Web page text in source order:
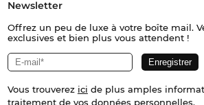
Newsletter
Offrez un peu de luxe à votre boîte mail.
exclusives et bien plus vous attendent !
Vous trouverez ici de plus amples
traitement de vos données personnelles.